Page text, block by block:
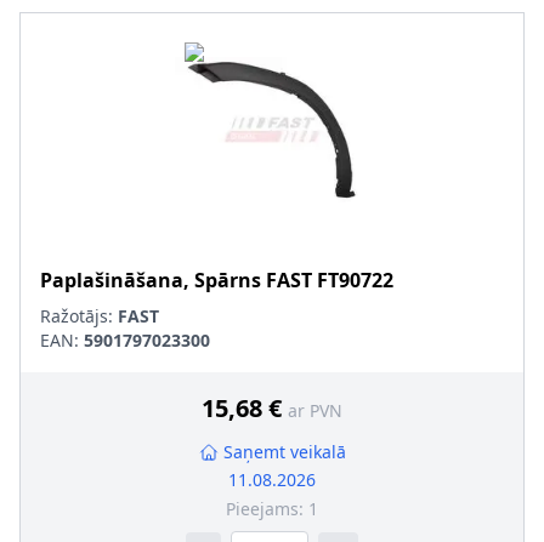
Paplašināšana, Spārns FAST FT90722
Ražotājs: FAST
EAN: 5901797023300
15,68 € ar PVN
Saņemt veikalā
11.08.2026
Pieejams: 1